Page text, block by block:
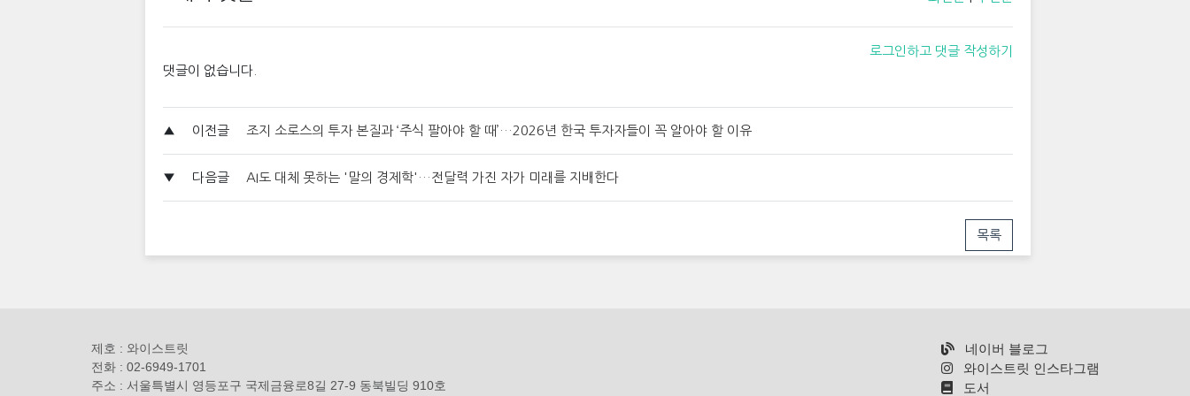
로그인하고 댓글 작성하기
댓글이 없습니다.
▲ 이전글 조지 소로스의 투자 본질과 ‘주식 팔아야 할 때’…2026년 한국 투자자들이 꼭 알아야 할 이유
▼ 다음글 AI도 대체 못하는 '말의 경제학'…전달력 가진 자가 미래를 지배한다
목록
제호 : 와이스트릿
전화 : 02-6949-1701
주소 : 서울특별시 영등포구 국제금융로8길 27-9 동북빌딩 910호
네이버 블로그
와이스트릿 인스타그램
도서